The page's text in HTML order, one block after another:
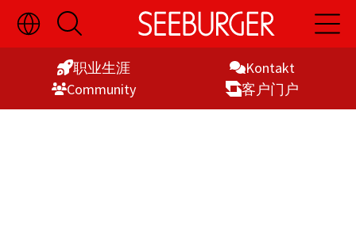
Skip
to
切
换
语
显
开
启
搜
索
开
启
主
Kontakt
职业生涯
客户门户
Commu­nity